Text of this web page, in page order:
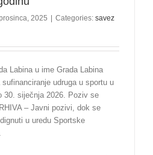
2025 | Categories: savez
Labina u ime Grada Labina
udruga u sportu u
30. siječnja 2026. Poziv se
– Javni pozivi, dok se
u uredu Sportske